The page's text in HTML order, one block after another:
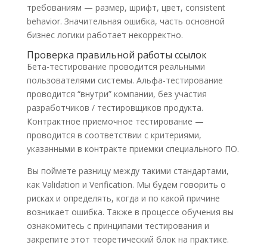
требованиям — размер, шрифт, цвет, consistent
behavior. Значительная ошибка, часть основной
бизнес логики работает некорректно.
Проверка правильной работы ссылок
Бета-тестирование проводится реальными
пользователями системы. Альфа-тестирование
проводится “внутри” компании, без участия
разработчиков / тестировщиков продукта.
Контрактное приемочное тестирование —
проводится в соответствии с критериями,
указанными в контракте приемки специального ПО.
Вы поймете разницу между такими стандартами,
как Validation и Verification. Мы будем говорить о
рисках и определять, когда и по какой причине
возникает ошибка. Также в процессе обучения вы
ознакомитесь с принципами тестирования и
закрепите этот теоретический блок на практике.